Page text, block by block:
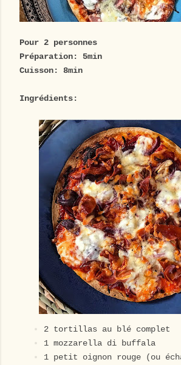
Pour 2 personnes
Préparation: 5min
Cuisson: 8min
Ingrédients:
2 tortillas au blé complet
1 mozzarella di buffala
1 petit oignon rouge (ou